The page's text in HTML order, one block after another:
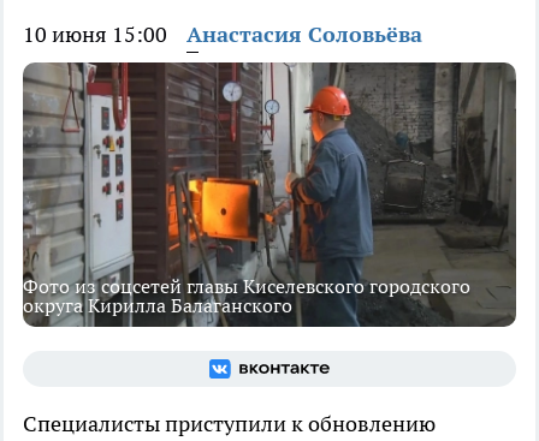
10 июня 15:00 Анастасия Соловьёва
Фото из соцсетей главы Киселевского городского
округа Кирилла Балаганского
Специалисты приступили к обновлению